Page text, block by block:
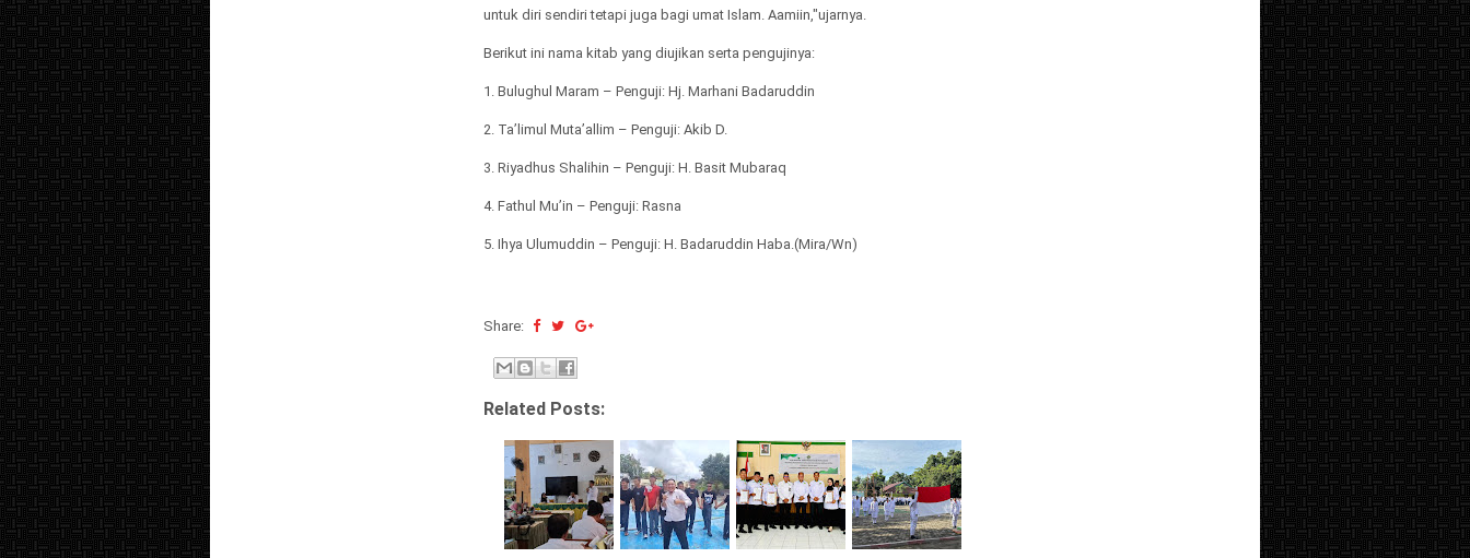
untuk diri sendiri tetapi juga bagi umat Islam. Aamiin,"ujarnya.
Berikut ini nama kitab yang diujikan serta pengujinya:
1. Bulughul Maram – Penguji: Hj. Marhani Badaruddin
2. Ta’limul Muta’allim – Penguji: Akib D.
3. Riyadhus Shalihin – Penguji: H. Basit Mubaraq
4. Fathul Mu’in – Penguji: Rasna
5. Ihya Ulumuddin – Penguji: H. Badaruddin Haba.(Mira/Wn)
Share:
Related Posts: